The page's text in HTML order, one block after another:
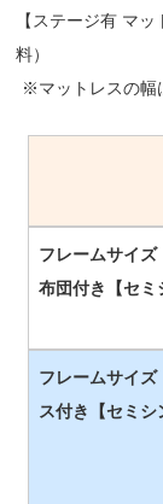
【ステージ有 マ
料）
※マットレスの幅